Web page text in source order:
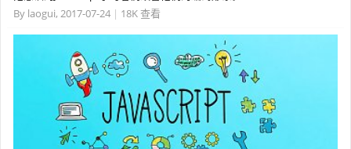
By laogui, 2017-07-24 | 18K 查看